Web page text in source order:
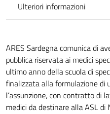
Ulteriori informazioni
ARES Sardegna comunica di
pubblica riservata ai medici
ultimo anno della scuola di
finalizzata alla formulazione di
l’assunzione, con contratto di
medici da destinare alla ASL di